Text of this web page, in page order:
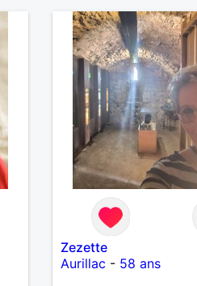
Zezette
Aurillac - 58 ans